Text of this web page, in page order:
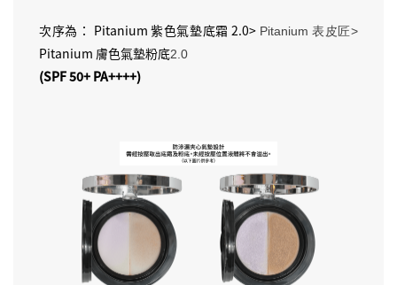
次序為： Pitanium 紫色氣墊底霜 2.0> Pitanium 表皮匠>
Pitanium 膚色氣墊粉底2.0
(SPF 50+ PA++++)